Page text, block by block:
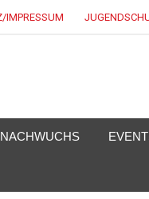
IMPRESSUM
NACHWUCHS